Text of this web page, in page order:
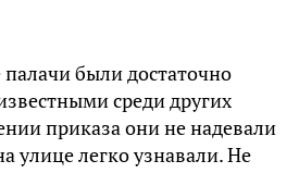
были достаточно
среди других
приказа они не надевали
улице легко узнавали. Не